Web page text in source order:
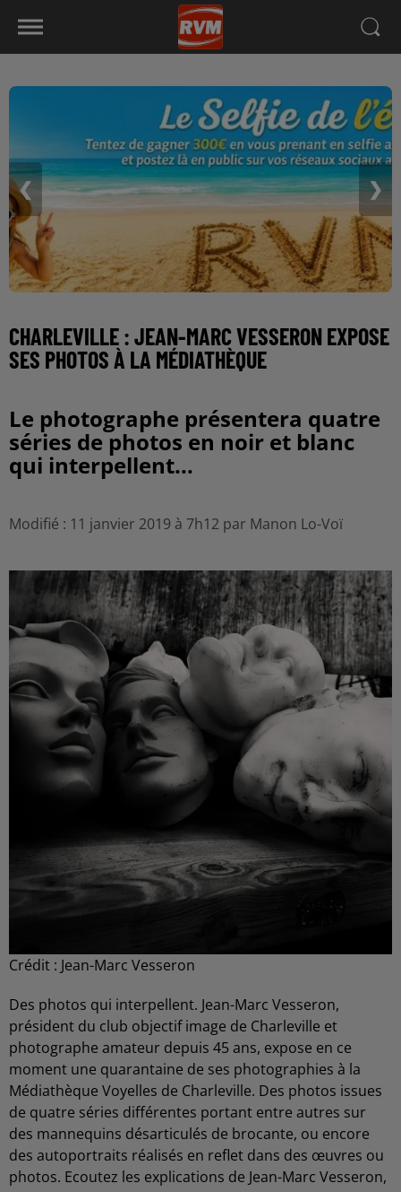
❮ ❯
CHARLEVILLE : JEAN-MARC VESSERON EXPOSE
SES PHOTOS À LA MÉDIATHÈQUE
Le photographe présentera quatre
séries de photos en noir et blanc
qui interpellent...
Modifié : 11 janvier 2019 à 7h12 par Manon Lo-Voï
Crédit : Jean-Marc Vesseron
Des photos qui interpellent. Jean-Marc Vesseron,
président du club objectif image de Charleville et
photographe amateur depuis 45 ans, expose en ce
moment une quarantaine de ses photographies à la
Médiathèque Voyelles de Charleville. Des photos issues
de quatre séries différentes portant entre autres sur
des mannequins désarticulés de brocante, ou encore
des autoportraits réalisés en reflet dans des œuvres ou
photos. Ecoutez les explications de Jean-Marc Vesseron,